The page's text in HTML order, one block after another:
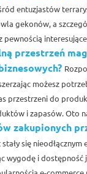
entuzjastów
gekonów, a
przestrzeń
możesz
przestrzeni do
i zapasów. Oto
zakupionych
się nieodłącznym
wygodę i